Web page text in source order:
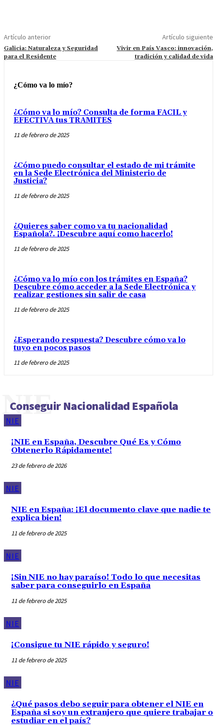
Artículo anterior
Galicia: Naturaleza y Seguridad
para el Residente
Artículo siguiente
Vivir en País Vasco: innovación,
tradición y calidad de vida
¿Cómo va lo mío?
¿Cómo va lo mío? Consulta de forma FACIL y
EFECTIVA tus TRAMITES
11 de febrero de 2025
¿Cómo puedo consultar el estado de mi trámite
en la Sede Electrónica del Ministerio de
Justicia?
11 de febrero de 2025
¿Quieres saber como va tu nacionalidad
Española?. ¡Descubre aquí como hacerlo!
11 de febrero de 2025
¿Cómo va lo mío con los trámites en España?
Descubre cómo acceder a la Sede Electrónica y
realizar gestiones sin salir de casa
11 de febrero de 2025
¿Esperando respuesta? Descubre cómo va lo
tuyo en pocos pasos
11 de febrero de 2025
Conseguir Nacionalidad Española
NIE
NIE
¡NIE en España, Descubre Qué Es y Cómo
Obtenerlo Rápidamente!
23 de febrero de 2026
NIE
NIE en España: ¡El documento clave que nadie te
explica bien!
11 de febrero de 2025
NIE
¡Sin NIE no hay paraíso! Todo lo que necesitas
saber para conseguirlo en España
11 de febrero de 2025
NIE
¡Consigue tu NIE rápido y seguro!
11 de febrero de 2025
NIE
¿Qué pasos debo seguir para obtener el NIE en
España si soy un extranjero que quiere trabajar o
estudiar en el país?